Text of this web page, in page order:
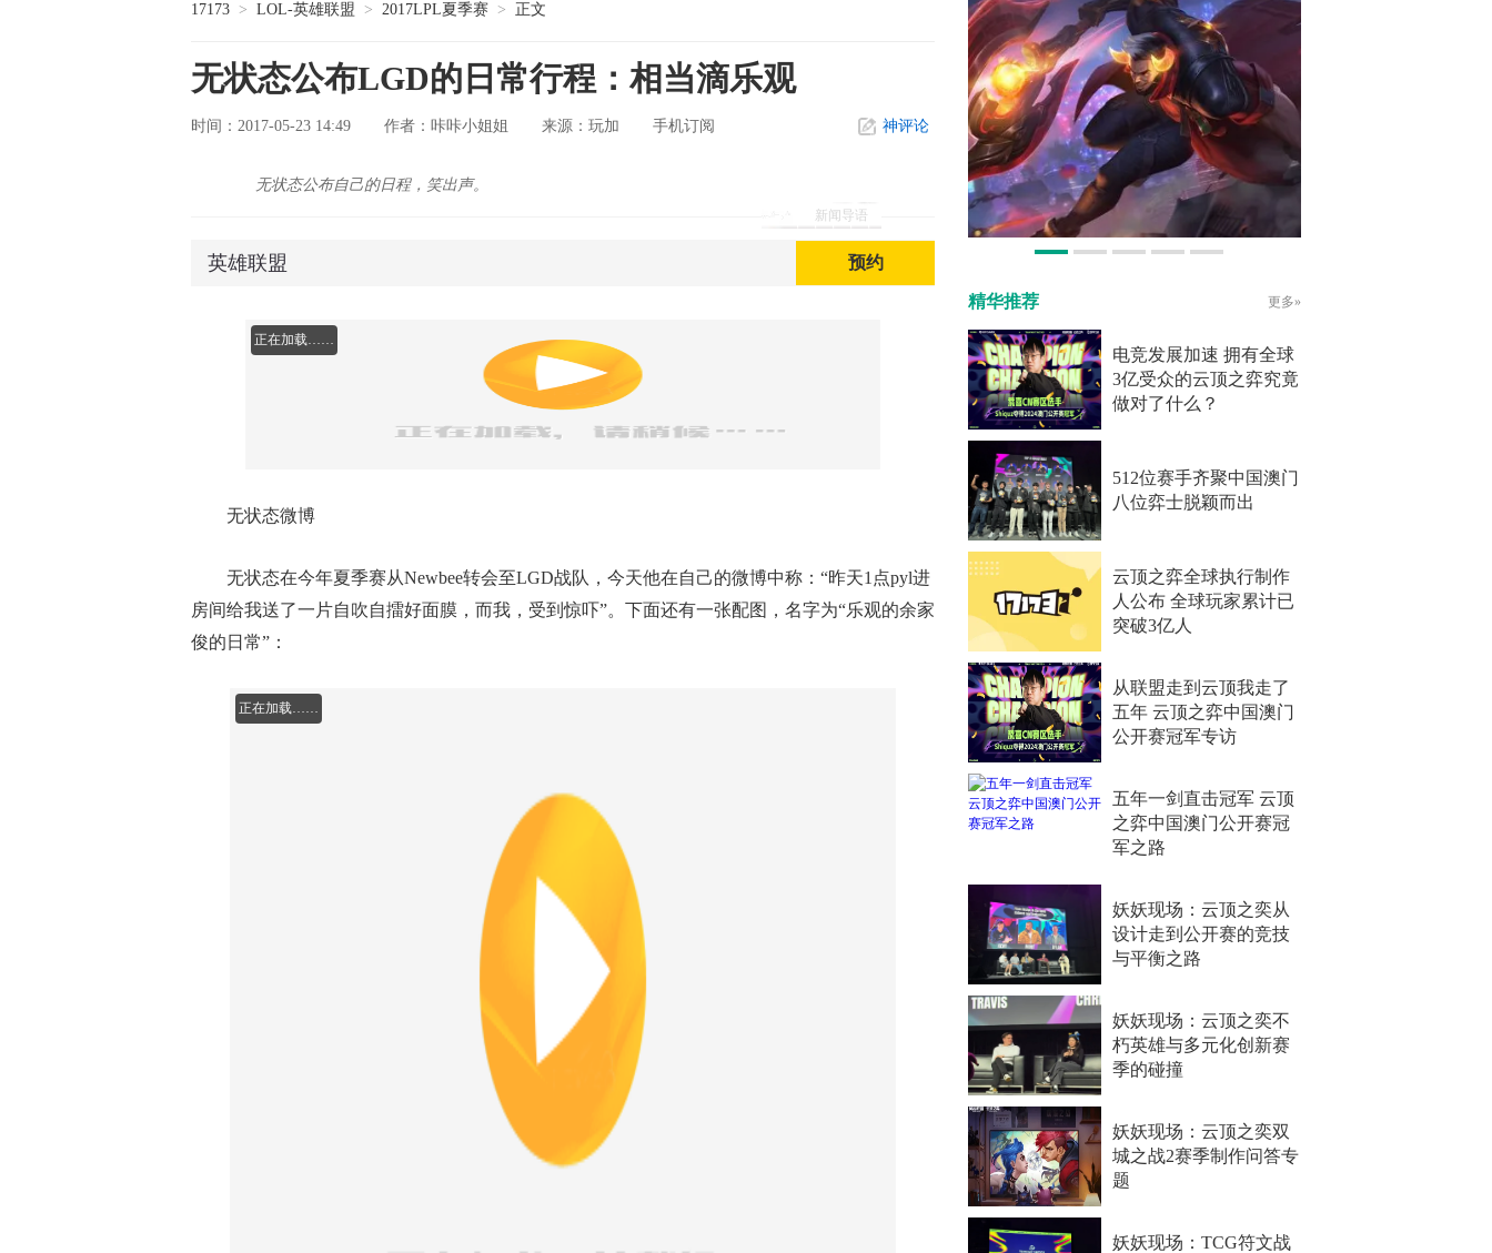
17173 > LOL-英雄联盟 > 2017LPL夏季赛 > 正文
无状态公布LGD的日常行程：相当滴乐观
时间：2017-05-23 14:49 作者： 咔咔小姐姐 来源： 玩加 手机订阅 神评论
新闻导语
无状态公布自己的日程，笑出声。
英雄联盟 预约
正在加载……
无状态微博
无状态在今年夏季赛从Newbee转会至LGD战队，今天他在自己的微博中称：“昨天1点pyl进
房间给我送了一片自吹自擂好面膜，而我，受到惊吓”。下面还有一张配图，名字为“乐观的余家
俊的日常”：
正在加载……
精华推荐 更多»
电竞发展加速 拥有全球
3亿受众的云顶之弈究竟
做对了什么？
512位赛手齐聚中国澳门
八位弈士脱颖而出
云顶之弈全球执行制作
人公布 全球玩家累计已
突破3亿人
从联盟走到云顶我走了
五年 云顶之弈中国澳门
公开赛冠军专访
五年一剑直击冠军 云顶
之弈中国澳门公开赛冠
军之路
妖妖现场：云顶之奕从
设计走到公开赛的竞技
与平衡之路
妖妖现场：云顶之奕不
朽英雄与多元化创新赛
季的碰撞
妖妖现场：云顶之奕双
城之战2赛季制作问答专
题
妖妖现场：TCG符文战